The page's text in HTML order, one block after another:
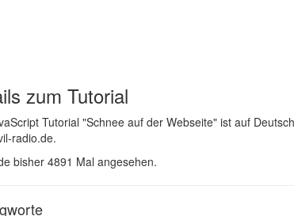
zum Tutorial
Tutorial "Schnee auf der Webseite" ist auf
radio.de.
bisher 4891 Mal angesehen.